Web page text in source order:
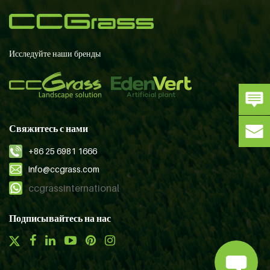
Исследуйте наши бренды
Свяжитесь с нами
+86 25 6981 1666
info@ccgrass.com
ccgrassinternational
Подписывайтесь на нас